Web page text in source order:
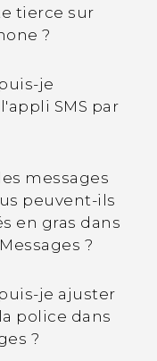
t-il pas
configuré un
de l'écran ?
en mode
comment
la
indiquant
appli
arrière-plan
faire si mon
trop
tierce sur
?
je
SMS par
messages
peuvent-ils
en gras dans
?
je ajuster
police dans
?